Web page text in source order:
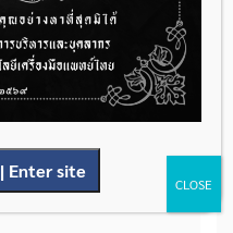
การยกเว้นไม่ต้องขออนุญาต
อบการปนเปื้อนแบบใดจัด
Enter site
CLOSE